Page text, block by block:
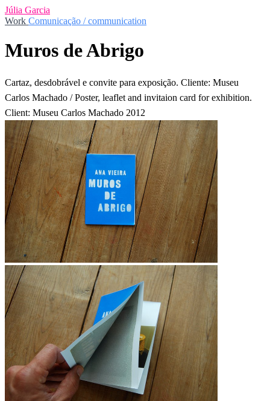
Júlia Garcia
Work Comunicação / communication
Muros de Abrigo
Cartaz, desdobrável e convite para exposição. Cliente: Museu
Carlos Machado / Poster, leaflet and invitaion card for exhibition.
Client: Museu Carlos Machado 2012